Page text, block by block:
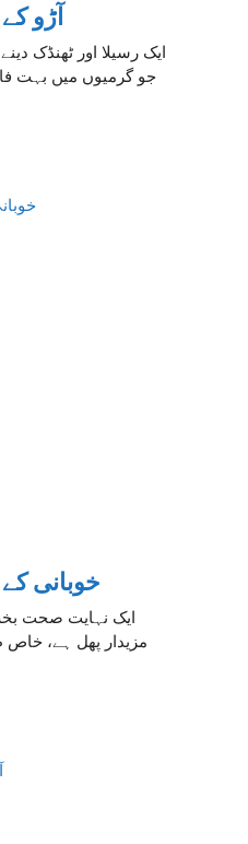
آڑو
جو گرمیوں میں بہت
خوبانی
مزیدار پھل ہے، خاص